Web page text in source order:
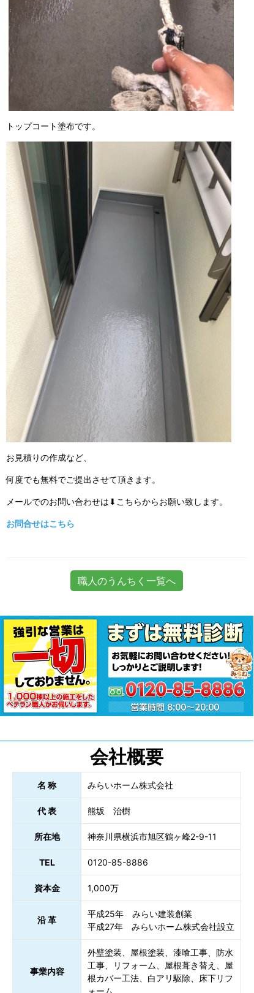
トップコート塗布です。
お見積りの作成など、
何度でも無料でご提出させて頂きます。
メールでのお問い合わせは⬇こちらからお願い致します。
お問合せはこちら
職人のうんちく一覧へ
会社概要
名 称 みらいホーム株式会社
代 表 熊坂 治樹
所在地 神奈川県横浜市旭区鶴ヶ峰2-9-11
TEL 0120-85-8886
資本金 1,000万
沿 革
平成25年 みらい建装創業
平成27年 みらいホーム株式会社設立
事業内容
外壁塗装、屋根塗装、漆喰工事、防水
工事、リフォーム、屋根葺き替え、屋
根カバー工法、白アリ駆除、床下リフ
ォーム